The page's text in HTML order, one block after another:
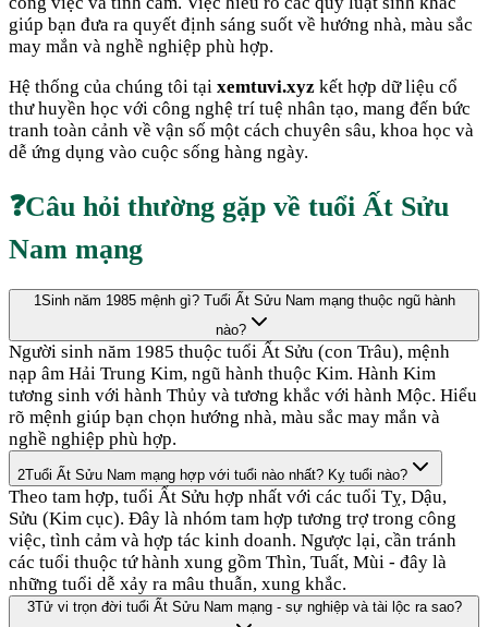
giúp bạn đưa ra quyết định sáng suốt về hướng nhà, màu sắc
may mắn và nghề nghiệp phù hợp.
Hệ thống của chúng tôi tại xemtuvi.xyz kết hợp dữ liệu cổ
thư huyền học với công nghệ trí tuệ nhân tạo, mang đến bức
tranh toàn cảnh về vận số một cách chuyên sâu, khoa học và
dễ ứng dụng vào cuộc sống hàng ngày.
❓Câu hỏi thường gặp về tuổi Ất Sửu
Nam mạng
1Sinh năm 1985 mệnh gì? Tuổi Ất Sửu Nam mạng thuộc ngũ hành
nào?
Người sinh năm 1985 thuộc tuổi Ất Sửu (con Trâu), mệnh
nạp âm Hải Trung Kim, ngũ hành thuộc Kim. Hành Kim
tương sinh với hành Thủy và tương khắc với hành Mộc. Hiểu
rõ mệnh giúp bạn chọn hướng nhà, màu sắc may mắn và
nghề nghiệp phù hợp.
2Tuổi Ất Sửu Nam mạng hợp với tuổi nào nhất? Kỵ tuổi nào?
Theo tam hợp, tuổi Ất Sửu hợp nhất với các tuổi Tỵ, Dậu,
Sửu (Kim cục). Đây là nhóm tam hợp tương trợ trong công
việc, tình cảm và hợp tác kinh doanh. Ngược lại, cần tránh
các tuổi thuộc tứ hành xung gồm Thìn, Tuất, Mùi - đây là
những tuổi dễ xảy ra mâu thuẫn, xung khắc.
3Tử vi trọn đời tuổi Ất Sửu Nam mạng - sự nghiệp và tài lộc ra sao?